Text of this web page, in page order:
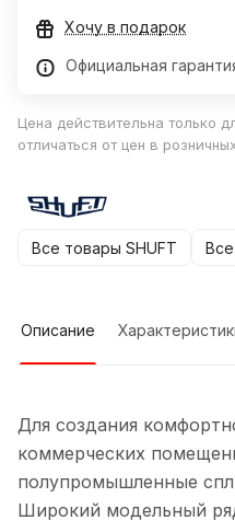
Хочу в подарок
Официальная
Цена действительна только
отличаться от цен в
Все товары SHUFT
Описание
Для создания
коммерческих
полупромышленные
Широкий модельный